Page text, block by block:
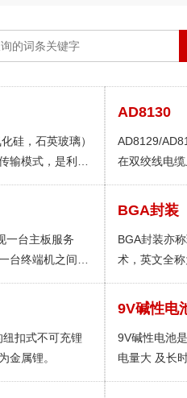
硅，石英玻璃）
输模式，是利用
AD8130
AD8129/
在双绞线电缆
一台主板服务
台终端机之间的
BGA封装
BGA封装亦
术，英文全
个类似于格子
扣式不可充锂
金属锂。
9V碱性电
9V碱性电池
电量大 及长